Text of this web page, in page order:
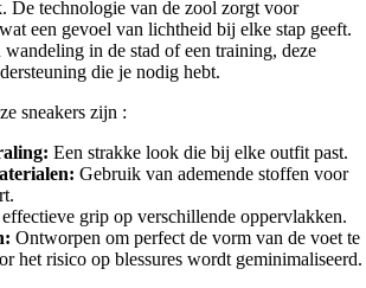
De technologie van de zool zorgt voor
een gevoel van lichtheid bij elke stap geeft.
in de stad of een training, deze
die je nodig hebt.
sneakers zijn :
Een strakke look die bij elke outfit past.
Gebruik van ademende stoffen voor
grip op verschillende oppervlakken.
Ontworpen om perfect de vorm van de voet te
het risico op blessures wordt geminimaliseerd.